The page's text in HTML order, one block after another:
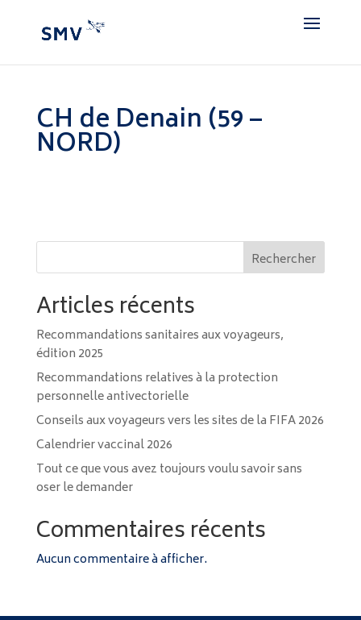
CH de Denain (59 –
NORD)
Rechercher
Articles récents
Recommandations sanitaires aux voyageurs,
édition 2025
Recommandations relatives à la protection
personnelle antivectorielle
Conseils aux voyageurs vers les sites de la FIFA 2026
Calendrier vaccinal 2026
Tout ce que vous avez toujours voulu savoir sans
oser le demander
Commentaires récents
Aucun commentaire à afficher.